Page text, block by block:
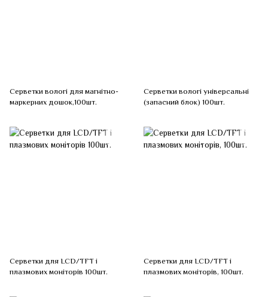
Серветки вологі для магнітно-
маркерних дошок,100шт.
Серветки вологі універсальні
(запасний блок) 100шт.
Серветки для LCD/TFT і
плазмових моніторів 100шт.
Серветки для LCD/TFT і
плазмових моніторів, 100шт.